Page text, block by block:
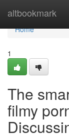
altbookmark
Home
Home
1
The
filmy